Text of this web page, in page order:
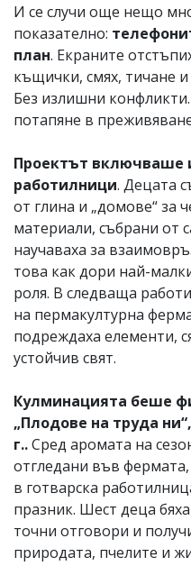
И се случи още нещо
показателно:
план. Екраните
къщички, смях, тичане и
Без излишни
потапяне в
Проектът включваше
работилници. Децата
от глина и „домове“ за
материали, събрани от
научаваха за
това как дори най-
роля. В следваща
на пермакултурна
подреждаха елементи,
устойчив свят.
Кулминацията беше
„Плодове на труда
г..Сред аромата на
отгледани във
в готварска
празник. Шест деца
точни отговори и
природата, пчелите и